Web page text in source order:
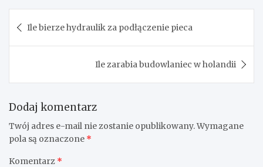
wpisu
Ile bierze hydraulik za podłączenie pieca
Ile zarabia budowlaniec w holandii
Dodaj komentarz
Twój adres e-mail nie zostanie opublikowany.Wymagane
pola są oznaczone *
Komentarz *